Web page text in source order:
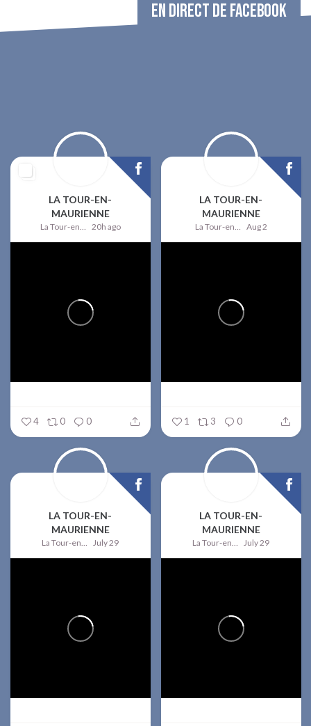
EN DIRECT DE FACEBOOK
LA TOUR-EN-
MAURIENNE
La Tour-en-Maurienne 20h ago
4 0 0
LA TOUR-EN-
MAURIENNE
La Tour-en-Maurienne Aug 2
1 3 0
LA TOUR-EN-
MAURIENNE
La Tour-en-Maurienne July 29
LA TOUR-EN-
MAURIENNE
La Tour-en-Maurienne July 29